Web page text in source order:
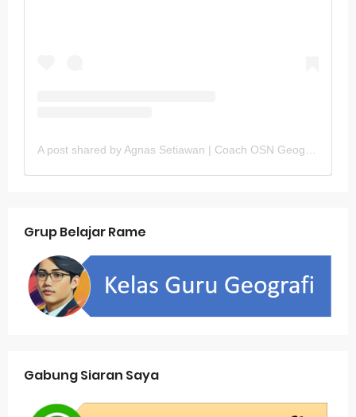
Grup Belajar Rame
Gabung Siaran Saya